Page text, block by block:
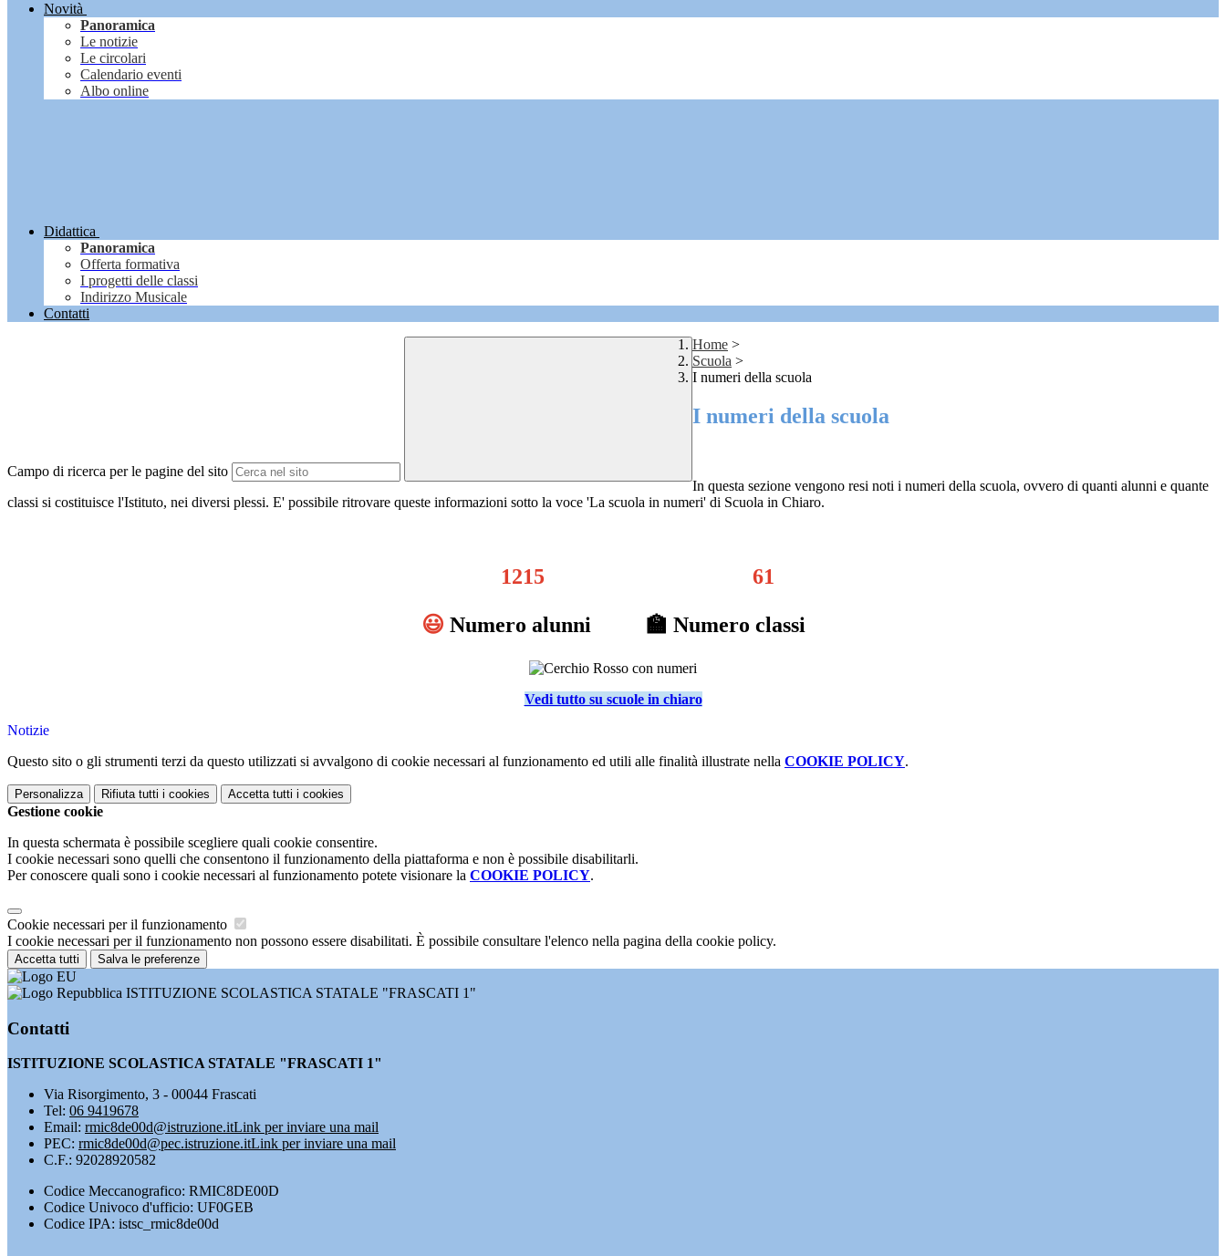
Novità
Panoramica
Le notizie
Le circolari
Calendario eventi
Albo online
Didattica
Panoramica
Offerta formativa
I progetti delle classi
Indirizzo Musicale
Contatti
Campo di ricerca per le pagine del sito
Home >
Scuola >
I numeri della scuola
I numeri della scuola
In questa sezione vengono resi noti i numeri della scuola, ovvero di quanti alunni e quante
classi si costituisce l'Istituto, nei diversi plessi. E' possibile ritrovare queste informazioni sotto la voce 'La scuola in numeri' di Scuola in Chiaro.
1215 61
😃 Numero alunni 🏫 Numero classi
Vedi tutto su scuole in chiaro
Notizie
Questo sito o gli strumenti terzi da questo utilizzati si avvalgono di cookie necessari al funzionamento ed utili alle finalità illustrate nella COOKIE POLICY.
Personalizza Rifiuta tutti i cookies Accetta tutti i cookies
Gestione cookie
In questa schermata è possibile scegliere quali cookie consentire.
I cookie necessari sono quelli che consentono il funzionamento della piattaforma e non è possibile disabilitarli.
Per conoscere quali sono i cookie necessari al funzionamento potete visionare la COOKIE POLICY.
Cookie necessari per il funzionamento
I cookie necessari per il funzionamento non possono essere disabilitati. È possibile consultare l'elenco nella pagina della cookie policy.
Accetta tutti Salva le preferenze
ISTITUZIONE SCOLASTICA STATALE "FRASCATI 1"
Contatti
ISTITUZIONE SCOLASTICA STATALE "FRASCATI 1"
Via Risorgimento, 3 - 00044 Frascati
Tel: 06 9419678
Email: rmic8de00d@istruzione.itLink per inviare una mail
PEC: rmic8de00d@pec.istruzione.itLink per inviare una mail
C.F.: 92028920582
Codice Meccanografico: RMIC8DE00D
Codice Univoco d'ufficio: UF0GEB
Codice IPA: istsc_rmic8de00d